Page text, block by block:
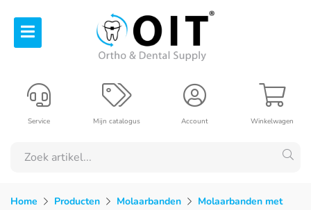
Winkelwagen
Account
Mijn catalogus
Service
Home Producten Molaarbanden
Molaarbanden met